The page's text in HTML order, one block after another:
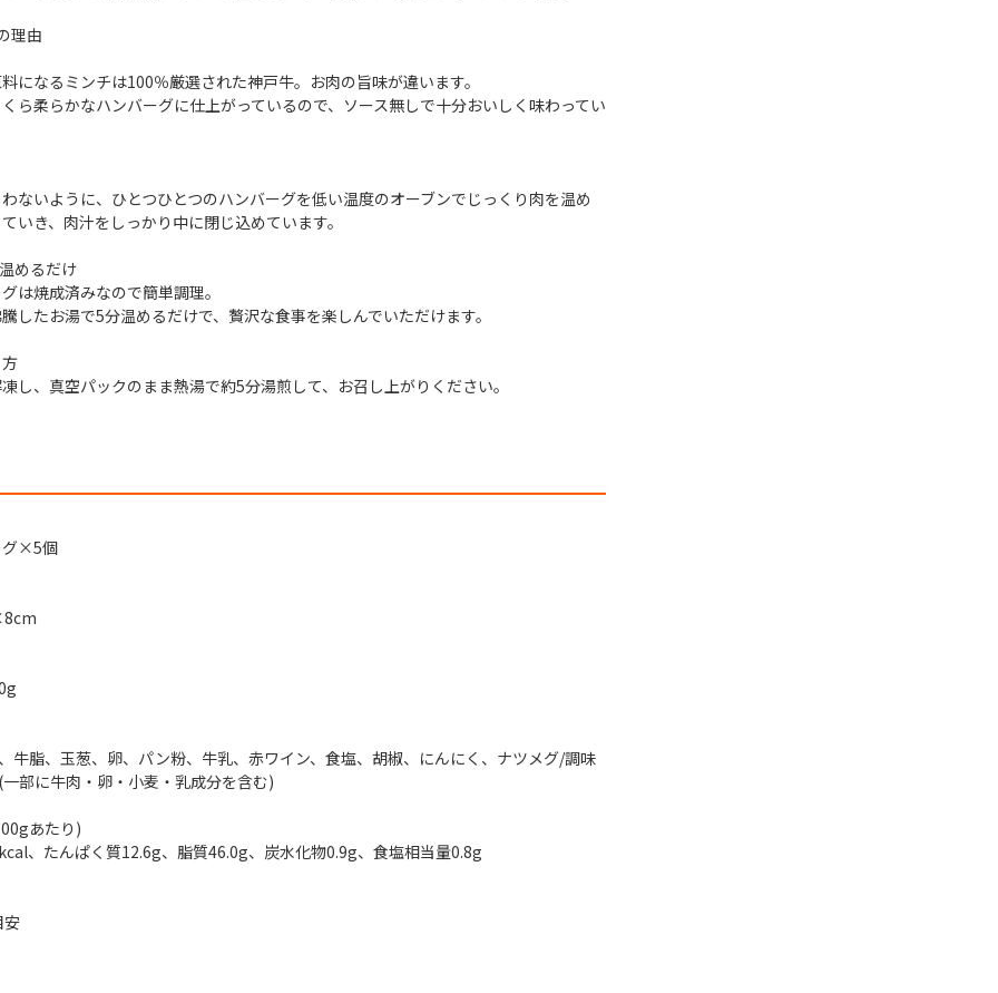
理由
になるミンチは100％厳選された神戸牛。お肉の旨味が違います。
ら柔らかなハンバーグに仕上がっているので、ソース無しで十分おいしく味わってい
ないように、ひとつひとつのハンバーグを低い温度のオーブンでじっくり肉を温め
いき、肉汁をしっかり中に閉じ込めています。
めるだけ
は焼成済みなので簡単調理。
したお湯で5分温めるだけで、贅沢な食事を楽しんでいただけます。
し、真空パックのまま熱湯で約5分湯煎して、お召し上がりください。
グ×5個
牛脂、玉葱、卵、パン粉、牛乳、赤ワイン、食塩、胡椒、にんにく、ナツメグ/調味
部に牛肉・卵・小麦・乳成分を含む)
あたり)
、たんぱく質12.6g、脂質46.0g、炭水化物0.9g、食塩相当量0.8g
安